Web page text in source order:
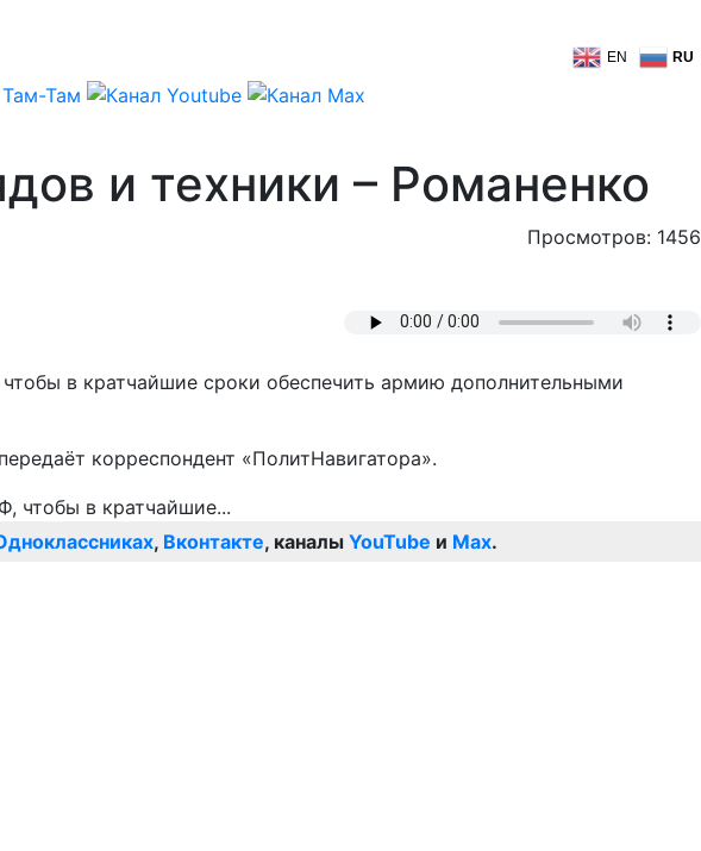
EN RU
и техники – Романенко
Просмотров: 1456
в кратчайшие сроки обеспечить армию дополнительными
корреспондент «ПолитНавигатора».
, Вконтакте, каналы YouTube и Max.